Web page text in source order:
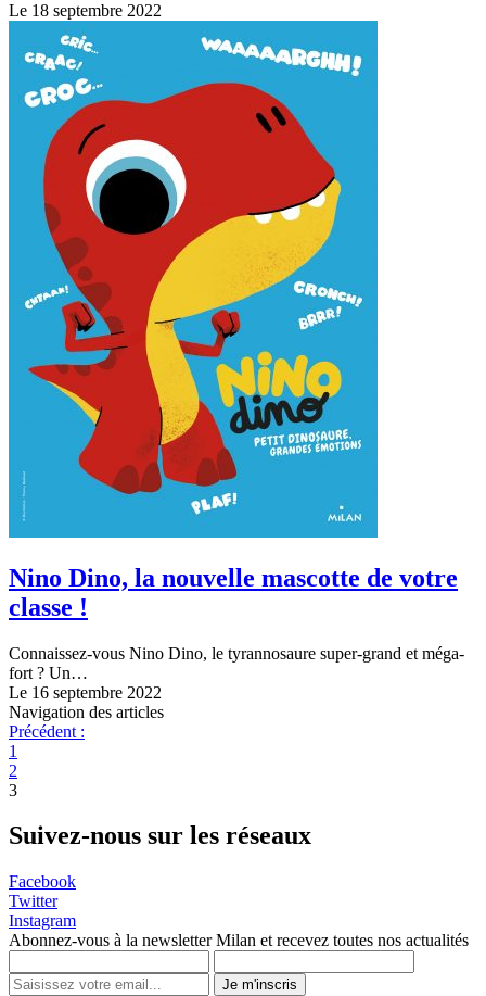
Le 18 septembre 2022
Nino Dino, la nouvelle mascotte de votre
classe !
Connaissez-vous Nino Dino, le tyrannosaure super-grand et méga-
fort ? Un…
Le 16 septembre 2022
Navigation des articles
Précédent :
1
2
3
Suivez-nous sur les réseaux
Facebook
Twitter
Instagram
Abonnez-vous à la newsletter Milan et recevez toutes nos actualités
Je m'inscris